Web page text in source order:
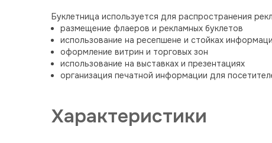
Буклетница используется для распространения
размещение флаеров и рекламных буклетов
использование на ресепшене и стойках
оформление витрин и торговых зон
использование на выставках и презентациях
организация печатной информации для
Характеристики